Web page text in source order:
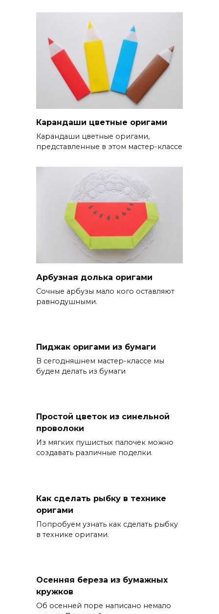
Карандаши цветные оригами
Карандаши цветные оригами,
представленные в этом мастер-классе
Арбузная долька оригами
Сочные арбузы мало кого оставляют
равнодушными.
Пиджак оригами из бумаги
В сегодняшнем мастер-классе мы
будем делать из бумаги
Простой цветок из синельной
проволоки
Из мягких пушистых палочек можно
создавать различные поделки.
Как сделать рыбку в технике
оригами
Попробуем узнать как сделать рыбку
в технике оригами.
Осенняя береза из бумажных
кружков
Об осенней поре написано немало